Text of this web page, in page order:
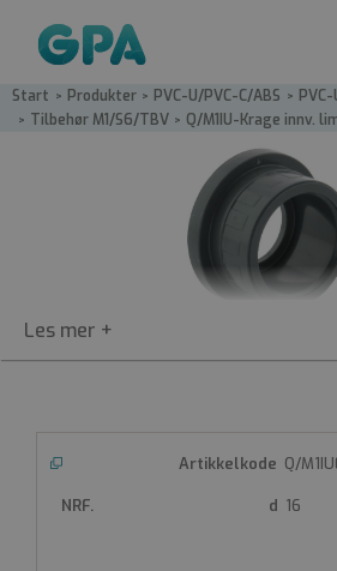
Start / Produkter / PVC-U/PVC-C/ABS / PVC-
/ Tilbehør M1/S6/TBV / Q/M1IU-Krage innv.
Q/M1IU
Passer til
Q/
16